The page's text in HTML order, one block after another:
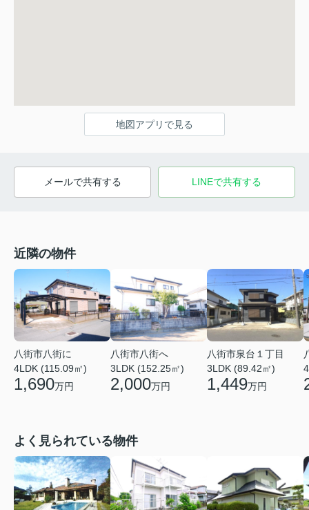
地図アプリで見る
メールで共有する LINEで共有する
近隣の物件
八街市八街に
4LDK (115.09㎡)
1,690万円
八街市八街へ
3LDK (152.25㎡)
2,000万円
八街市泉台１丁目
3LDK (89.42㎡)
1,449万円
よく見られている物件